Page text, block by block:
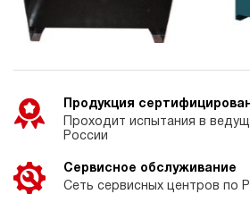
Продукция
Проходит испытания в
России
Сервисное обслуживание
Сеть сервисных центров по